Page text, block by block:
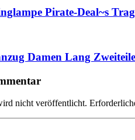
Pirate-Deal~s
Damen Lang
nicht veröffentlicht.